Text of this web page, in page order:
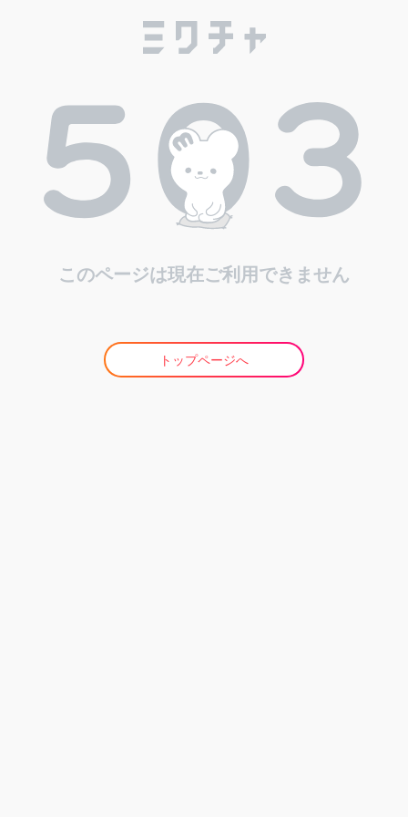
このページは現在ご利用できません